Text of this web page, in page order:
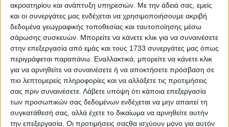
ακροατηρίου και ανάπτυξη υπηρεσιών. Με την άδειά σας, εμείς
και οι συνεργάτες μας ενδέχεται να χρησιμοποιήσουμε ακριβή
δεδομένα γεωγραφικής τοποθεσίας και ταυτοποίησης μέσω
σάρωσης συσκευών. Μπορείτε να κάνετε κλικ για να συναινέσετε
στην επεξεργασία από εμάς και τους 1733 συνεργάτες μας όπως
περιγράφεται παραπάνω. Εναλλακτικά, μπορείτε να κάνετε κλικ
για να αρνηθείτε να συναινέσετε ή να αποκτήσετε πρόσβαση σε
πιο λεπτομερείς πληροφορίες και να αλλάξετε τις προτιμήσεις
σας πριν συναινέσετε. Λάβετε υπόψη ότι κάποια επεξεργασία
των προσωπικών σας δεδομένων ενδέχεται να μην απαιτεί τη
συγκατάθεσή σας, αλλά έχετε το δικαίωμα να αρνηθείτε αυτήν
την επεξεργασία. Οι προτιμήσεις σαςθα ισχύουν μόνο για αυτόν
συνεργείων της Star Automotive Ελλάς.
-Σεμινάρια & πρακτική εκπαίδευση βασισμένα στη
φιλοσοφία και τα πρότυπα του Δικτύου της Star
Automotive Ελλάς.
Στόχος της συνεργασίας είναι η ενίσχυση της
εκπαιδευτικής εμπειρίας των σπουδαστών του
τομέα Τεχνικών Επαγγελμάτων στην ειδικότητα
Τεχνικός Μηχανοτρονικής Οχημάτων.